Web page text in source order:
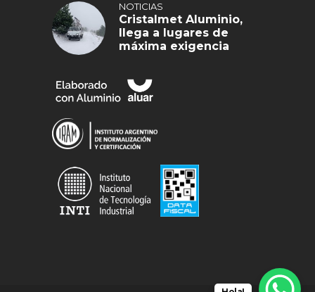
NOTICIAS
Cristalmet Aluminio,
llega a lugares de
máxima exigencia